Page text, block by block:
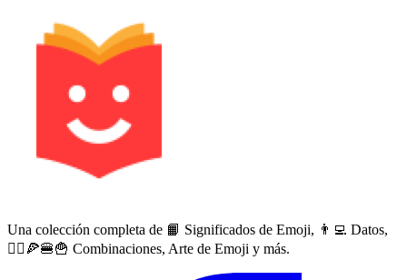
Una colección completa de 📙 Significados de Emoji, 👨‍💻 Datos,
🙅‍♀️🍕🍔🍟 Combinaciones, Arte de Emoji y más.